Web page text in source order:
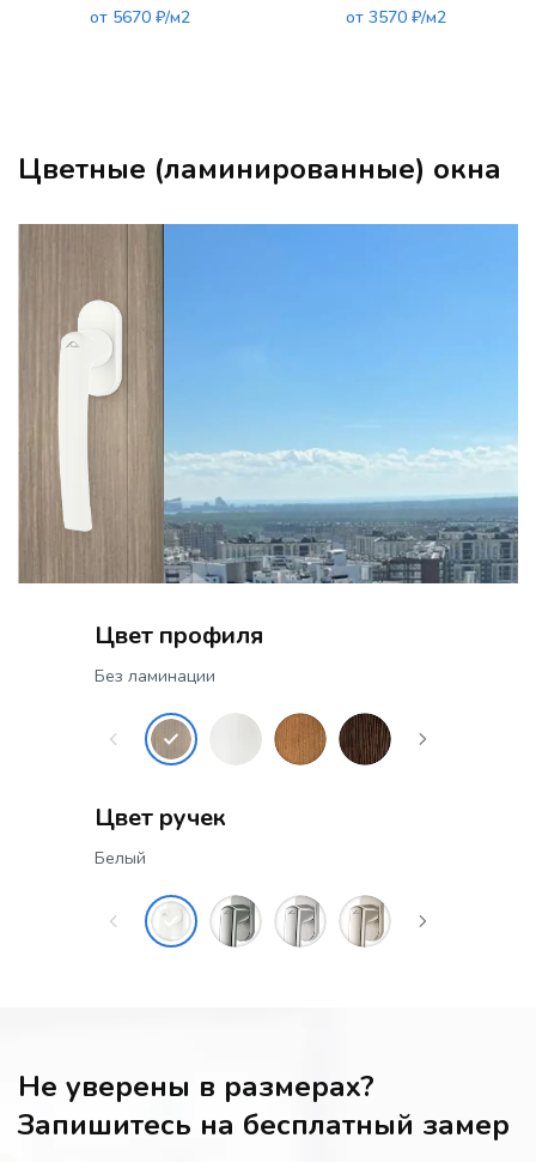
от 5670 ₽/м2 от 3570 ₽/м2
Цветные (ламинированные) окна
Цвет профиля
Без ламинации
Цвет ручек
Белый
Не уверены в размерах?
Запишитесь на бесплатный замер